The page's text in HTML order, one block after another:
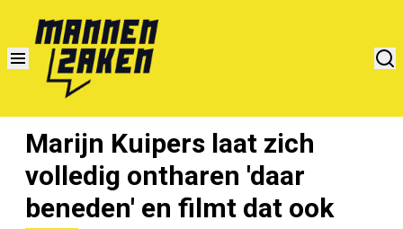
Marijn Kuipers laat zich
volledig ontharen 'daar
beneden' en filmt dat ook